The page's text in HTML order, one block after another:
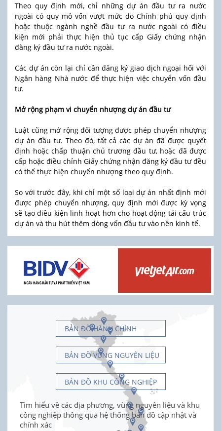
Theo quy định mới, chỉ những dự án đầu tư ra nước
ngoài có quy mô vốn vượt mức do Chính phủ quy định
hoặc thuộc ngành nghề đầu tư ra nước ngoài có điều
kiện mới phải thực hiện thủ tục cấp Giấy chứng nhận
đăng ký đầu tư ra nước ngoài.
Các dự án còn lại chỉ cần đăng ký giao dịch ngoại hối với
Ngân hàng Nhà nước để thực hiện việc chuyển vốn đầu
tư.
Mở rộng phạm vi chuyển nhượng dự án đầu tư
Luật cũng mở rộng đối tượng được phép chuyển nhượng
dự án đầu tư. Theo đó, tất cả các dự án đã được quyết
định hoặc chấp thuận chủ trương đầu tư, hoặc đã được
cấp hoặc điều chỉnh Giấy chứng nhận đăng ký đầu tư đều
có thể thực hiện chuyển nhượng theo quy định.
So với trước đây, khi chỉ một số loại dự án nhất định mới
được phép chuyển nhượng, quy định mới được kỳ vọng
sẽ tạo điều kiện linh hoạt hơn cho hoạt động tái cấu trúc
dự án và thu hút thêm dòng vốn đầu tư vào nền kinh tế.
BẢN ĐỒ HÀNH CHÍNH
BẢN ĐỒ VÙNG NGUYÊN LIỆU
BẢN ĐỒ KHU CÔNG NGHIỆP
Tìm hiểu về các địa phương, vùng nguyên liệu và khu
công nghiệp thông qua hệ thống bản đồ cập nhật và
chính xác